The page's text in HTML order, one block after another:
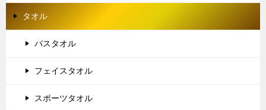
タオル
バスタオル
フェイスタオル
スポーツタオル